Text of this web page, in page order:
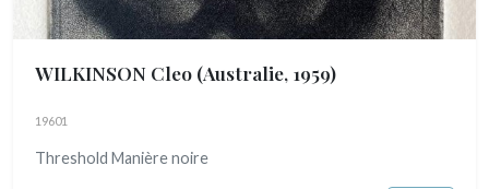
WILKINSON Cleo (Australie, 1959)
19601
Threshold Manière noire